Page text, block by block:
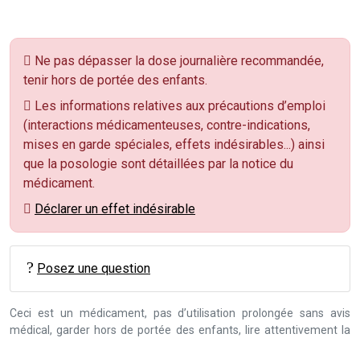
Ne pas dépasser la dose journalière recommandée,
tenir hors de portée des enfants.
Les informations relatives aux précautions d’emploi
(interactions médicamenteuses, contre-indications,
mises en garde spéciales, effets indésirables...) ainsi
que la posologie sont détaillées par la notice du
médicament.
Déclarer un effet indésirable
Posez une question
Ceci est un médicament, pas d’utilisation prolongée sans avis
médical, garder hors de portée des enfants, lire attentivement la